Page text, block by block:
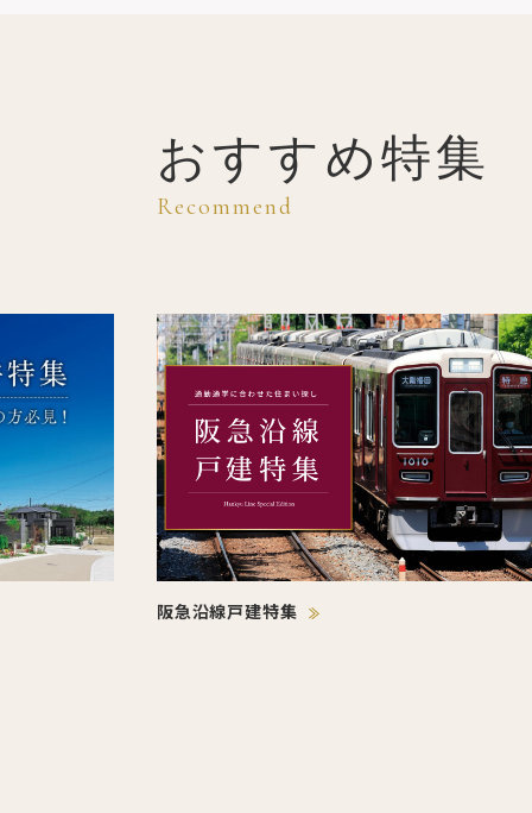
おすすめ特集
Recommend
阪急沿線戸建特集